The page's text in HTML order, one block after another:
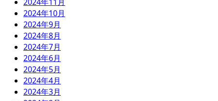
2024年10月
2024年9月
2024年8月
2024年7月
2024年6月
2024年5月
2024年4月
2024年3月